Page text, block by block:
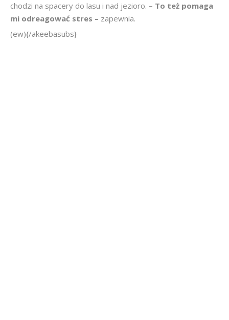
chodzi na spacery do lasu i nad jezioro. – To też pomaga
mi odreagować stres – zapewnia.
(ew){/akeebasubs}